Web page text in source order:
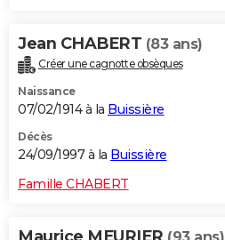
Jean CHABERT (83 ans)
Créer une cagnotte obsèques
Naissance
07/02/1914 à la Buissière
Décès
24/09/1997 à la Buissière
Famille CHABERT